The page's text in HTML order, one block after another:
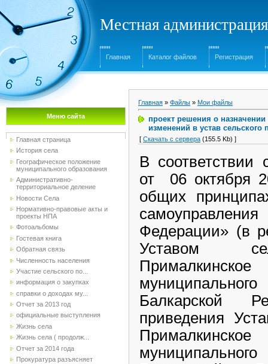
Местная
Главная Каталог файлов Регистрация
Меню сайта
Главная страница
История села
Географическое положение
муниципального образования
Административно-
территориальное деление
Новости Села
Нормативно-правовые акты и
проекты НПА
Фотоальбомы
Гостевая книга
Обратная связь
Численность населения
Участие сельского по...
информация о закупках
справки о доходах му...
Отчет за 2013 год
официальные выступления
Жизнь села
Жизнь села ( продолж...
Отчет за 2014 года
Прокуратура разъясняет
Главная » Файлы » Мои файлы
проект решения о
изменений в устав
[ Скачать с сервера (155.5 Kb) ]
В соответствии
от 06 октября
общих
Федерации» (в
Уставом
Балкарской
приведения